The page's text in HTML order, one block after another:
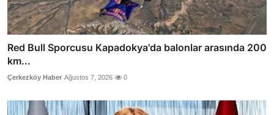
Red Bull Sporcusu Kapadokya'da balonlar arasında 200
km...
Çerkezköy Haber Ağustos 7, 2026 0